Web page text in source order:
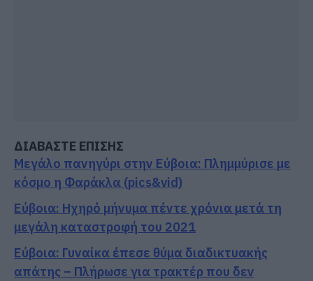
ΔΙΑΒΑΣΤΕ ΕΠΙΣΗΣ
Μεγάλο πανηγύρι στην Εύβοια: Πλημμύρισε με
κόσμο η Φαράκλα (pics&vid)
Εύβοια: Ηχηρό μήνυμα πέντε χρόνια μετά τη
μεγάλη καταστροφή του 2021
Εύβοια: Γυναίκα έπεσε θύμα διαδικτυακής
απάτης – Πλήρωσε για τρακτέρ που δεν